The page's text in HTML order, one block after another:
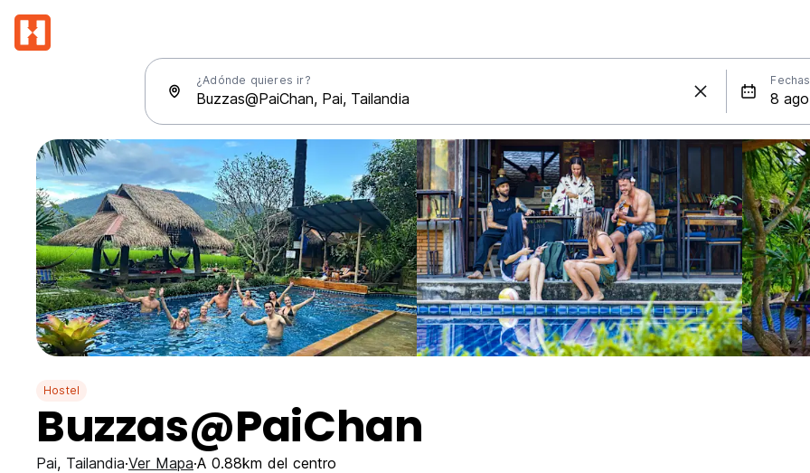
¿Adónde quieres ir? Fechas
Hostel
Buzzas@PaiChan
Pai, Tailandia Ver Mapa A 0.88km del centro